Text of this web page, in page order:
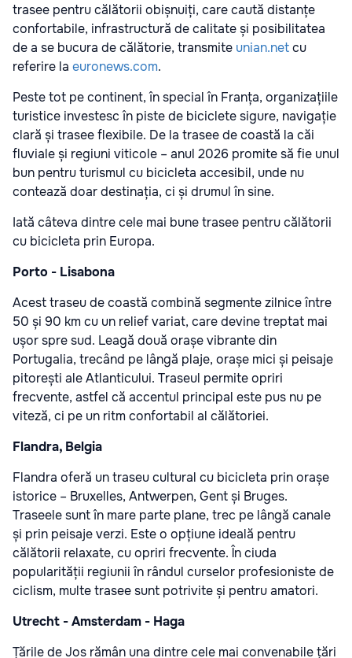
trasee pentru călătorii obișnuiți, care caută distanțe
confortabile, infrastructură de calitate și posibilitatea
de a se bucura de călătorie, transmite unian.netcu
referire la euronews.com.
Peste tot pe continent, în special în Franța, organizațiile
turistice investesc în piste de biciclete sigure, navigație
clară și trasee flexibile. De la trasee de coastă la căi
fluviale și regiuni viticole – anul 2026 promite să fie unul
bun pentru turismul cu bicicleta accesibil, unde nu
contează doar destinația, ci și drumul în sine.
Iată câteva dintre cele mai bune trasee pentru călătorii
cu bicicleta prin Europa.
Porto - Lisabona
Acest traseu de coastă combină segmente zilnice între
50 și 90 km cu un relief variat, care devine treptat mai
ușor spre sud. Leagă două orașe vibrante din
Portugalia, trecând pe lângă plaje, orașe mici și peisaje
pitorești ale Atlanticului. Traseul permite opriri
frecvente, astfel că accentul principal este pus nu pe
viteză, ci pe un ritm confortabil al călătoriei.
Flandra, Belgia
Flandra oferă un traseu cultural cu bicicleta prin orașe
istorice – Bruxelles, Antwerpen, Gent și Bruges.
Traseele sunt în mare parte plane, trec pe lângă canale
și prin peisaje verzi. Este o opțiune ideală pentru
călătorii relaxate, cu opriri frecvente. În ciuda
popularității regiunii în rândul curselor profesioniste de
ciclism, multe trasee sunt potrivite și pentru amatori.
Utrecht - Amsterdam - Haga
Țările de Jos rămân una dintre cele mai convenabile țări